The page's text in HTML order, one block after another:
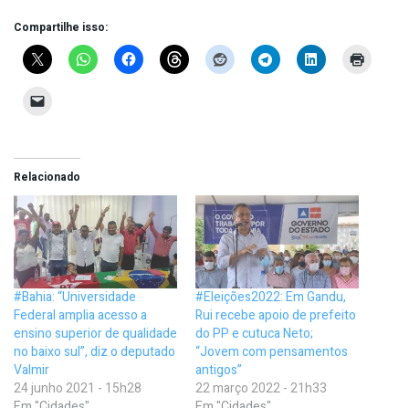
Compartilhe isso:
Relacionado
#Bahia: “Universidade
Federal amplia acesso a
ensino superior de qualidade
no baixo sul”, diz o deputado
Valmir
24 junho 2021 - 15h28
#Eleições2022: Em Gandu,
Rui recebe apoio de prefeito
do PP e cutuca Neto;
“Jovem com pensamentos
antigos”
22 março 2022 - 21h33